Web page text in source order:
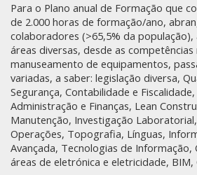
Para o Plano anual de Formação que
de 2.000 horas de formação/ano,
colaboradores (>65,5% da população),
áreas diversas, desde as competências
manuseamento de equipamentos,
variadas, a saber: legislação diversa,
Segurança, Contabilidade e
Administração e Finanças, Lean
Manutenção, Investigação
Operações, Topografia, Línguas,
Avançada, Tecnologias de
áreas de eletrónica e eletricidade, BIM,